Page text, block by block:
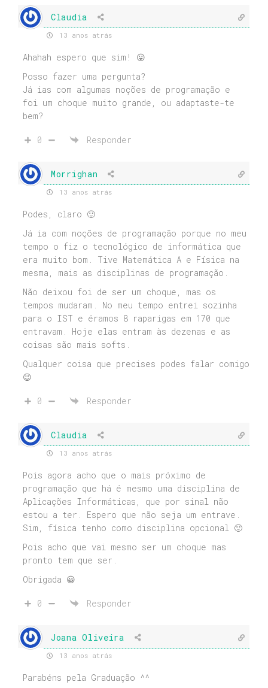
Claudia
13 anos atrás
Ahahah espero que sim! 😛
Posso fazer uma pergunta?
Já ias com algumas noções de programação e
foi um choque muito grande, ou adaptaste-te
bem?
0 Responder
Morrighan
13 anos atrás
Podes, claro 🙂
Já ia com noções de programação porque no meu
tempo o fiz o tecnológico de informática que
era muito bom. Tive Matemática A e Física na
mesma, mais as disciplinas de programação.
Não deixou foi de ser um choque, mas os
tempos mudaram. No meu tempo entrei sozinha
para o IST e éramos 8 raparigas em 170 que
entravam. Hoje elas entram às dezenas e as
coisas são mais softs.
Qualquer coisa que precises podes falar comigo
😉
0 Responder
Claudia
13 anos atrás
Pois agora acho que o mais próximo de
programação que há é mesmo uma disciplina de
Aplicações Informáticas, que por sinal não
estou a ter. Espero que não seja um entrave.
Sim, física tenho como disciplina opcional 🙂
Pois acho que vai mesmo ser um choque mas
pronto tem que ser.
Obrigada 😀
0 Responder
Joana Oliveira
13 anos atrás
Parabéns pela Graduação ^^